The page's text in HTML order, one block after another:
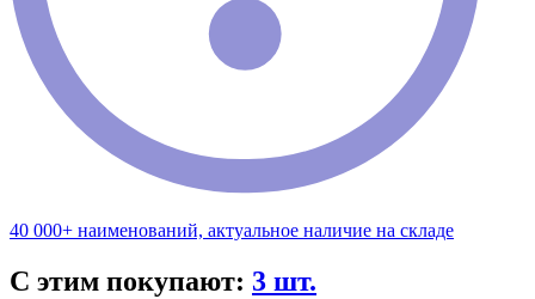
40 000+ наименований, актуальное наличие на складе
С этим покупают: 3 шт.